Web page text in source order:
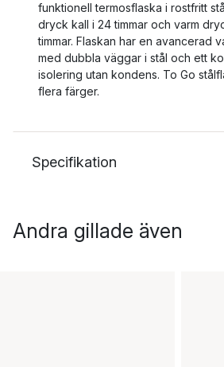
funktionell termosflaska i rostfritt
dryck kall i 24 timmar och varm
timmar. Flaskan har en avancerad
med dubbla väggar i stål och ett
isolering utan kondens. To Go
flera färger.
Specifikation
Andra gillade även